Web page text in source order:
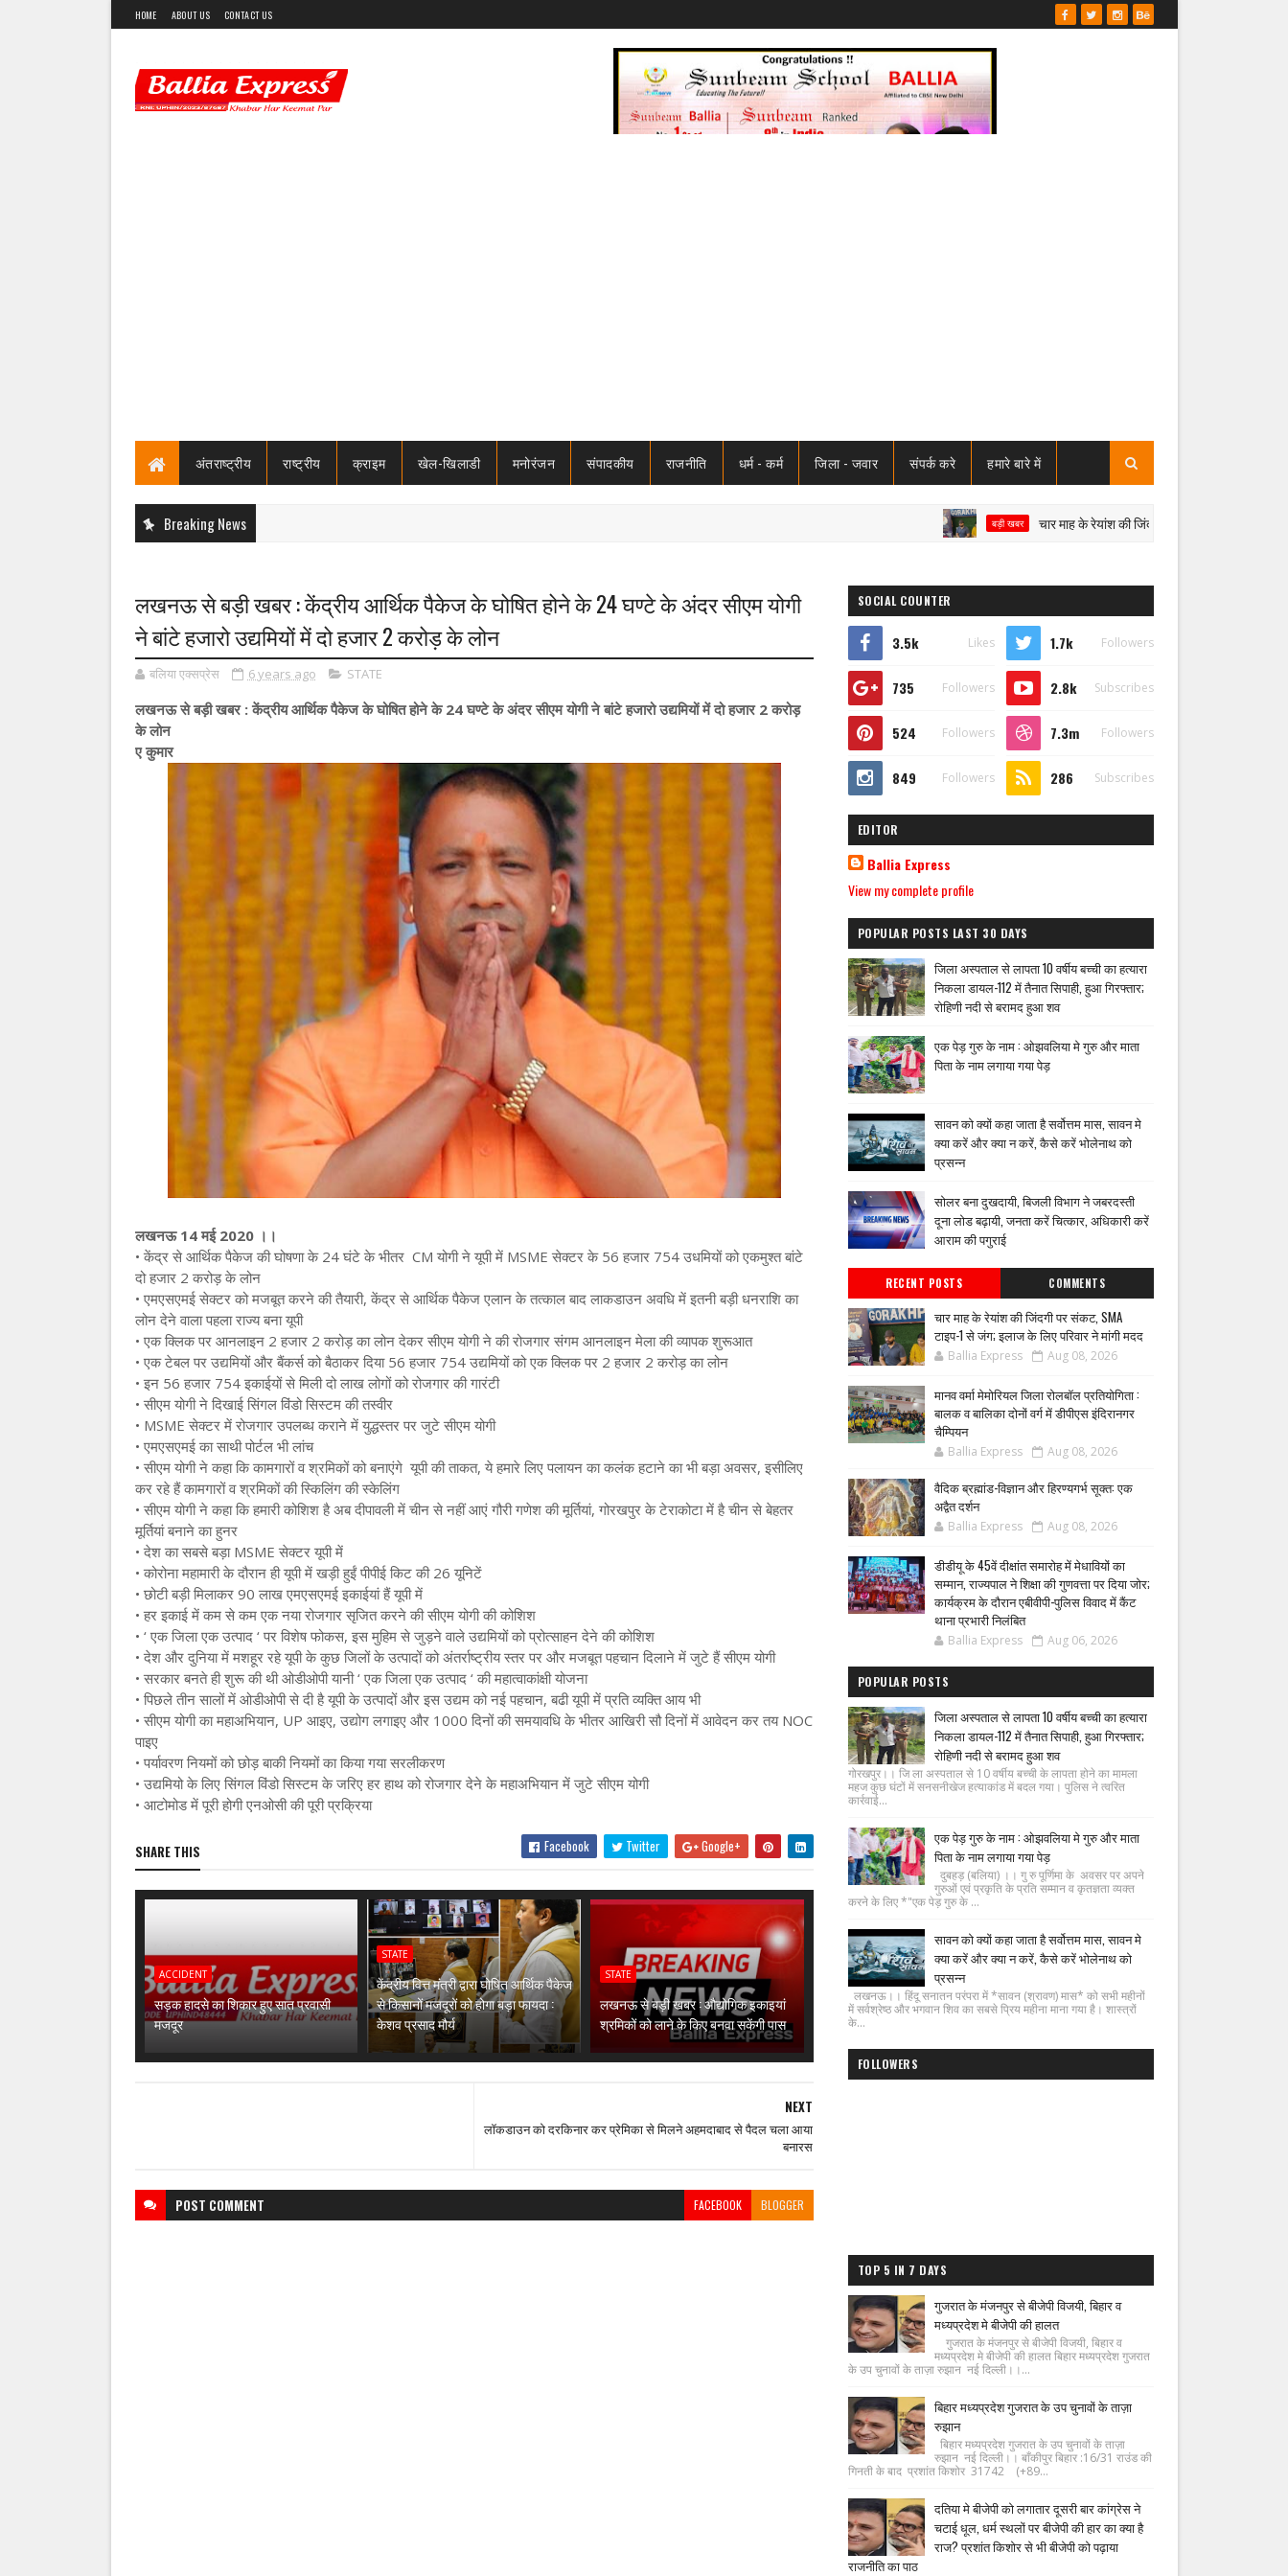
HOME ABOUT US CONTACT US
अंतराष्ट्रीय राष्ट्रीय क्राइम खेल-खिलाडी मनोरंजन संपादकीय राजनीति धर्म - कर्म जिला - जवार संपर्क करे हमारे बारे में
Breaking News बड़ी खबर चार माह के रेयांश की जिंदगी पर संकट, SMA टाइप-1 से जंग; इलाज
लखनऊ से बड़ी खबर : केंद्रीय आर्थिक पैकेज के घोषित होने के 24 घण्टे के अंदर सीएम योगी
ने बांटे हजारो उद्यमियों में दो हजार 2 करोड़ के लोन
बलिया एक्सप्रेस 6 years ago STATE
लखनऊ से बड़ी खबर : केंद्रीय आर्थिक पैकेज के घोषित होने के 24 घण्टे के अंदर सीएम योगी ने बांटे हजारो उद्यमियों में दो हजार 2 करोड़
के लोन
ए कुमार
लखनऊ 14 मई 2020 ।।
• केंद्र से आर्थिक पैकेज की घोषणा के 24 घंटे के भीतर CM योगी ने यूपी में MSME सेक्टर के 56 हजार 754 उधमियों को एकमुश्त बांटे
दो हजार 2 करोड़ के लोन
• एमएसएमई सेक्टर को मजबूत करने की तैयारी, केंद्र से आर्थिक पैकेज एलान के तत्काल बाद लाकडाउन अवधि में इतनी बड़ी धनराशि का
लोन देने वाला पहला राज्य बना यूपी
• एक क्लिक पर आनलाइन 2 हजार 2 करोड़ का लोन देकर सीएम योगी ने की रोजगार संगम आनलाइन मेला की व्यापक शुरूआत
• एक टेबल पर उद्यमियों और बैंकर्स को बैठाकर दिया 56 हजार 754 उद्यमियों को एक क्लिक पर 2 हजार 2 करोड़ का लोन
• इन 56 हजार 754 इकाईयों से मिली दो लाख लोगों को रोजगार की गारंटी
• सीएम योगी ने दिखाई सिंगल विंडो सिस्टम की तस्वीर
• MSME सेक्टर में रोजगार उपलब्ध कराने में युद्धस्तर पर जुटे सीएम योगी
• एमएसएमई का साथी पोर्टल भी लांच
• सीएम योगी ने कहा कि कामगारों व श्रमिकों को बनाएंगे यूपी की ताकत, ये हमारे लिए पलायन का कलंक हटाने का भी बड़ा अवसर, इसीलिए
कर रहे हैं कामगारों व श्रमिकों की स्किलिंग की स्केलिंग
• सीएम योगी ने कहा कि हमारी कोशिश है अब दीपावली में चीन से नहीं आएं गौरी गणेश की मूर्तियां, गोरखपुर के टेराकोटा में है चीन से बेहतर
मूर्तियां बनाने का हुनर
• देश का सबसे बड़ा MSME सेक्टर यूपी में
• कोरोना महामारी के दौरान ही यूपी में खड़ी हुईं पीपीई किट की 26 यूनिटें
• छोटी बड़ी मिलाकर 90 लाख एमएसएमई इकाईयां हैं यूपी में
• हर इकाई में कम से कम एक नया रोजगार सृजित करने की सीएम योगी की कोशिश
• ‘ एक जिला एक उत्पाद ‘ पर विशेष फोकस, इस मुहिम से जुड़ने वाले उद्यमियों को प्रोत्साहन देने की कोशिश
• देश और दुनिया में मशहूर रहे यूपी के कुछ जिलों के उत्पादों को अंतर्राष्ट्रीय स्तर पर और मजबूत पहचान दिलाने में जुटे हैं सीएम योगी
• सरकार बनते ही शुरू की थी ओडीओपी यानी ‘ एक जिला एक उत्पाद ‘ की महात्वाकांक्षी योजना
• पिछले तीन सालों में ओडीओपी से दी है यूपी के उत्पादों और इस उद्यम को नई पहचान, बढी यूपी में प्रति व्यक्ति आय भी
• सीएम योगी का महाअभियान, UP आइए, उद्योग लगाइए और 1000 दिनों की समयावधि के भीतर आखिरी सौ दिनों में आवेदन कर तय NOC
पाइए
• पर्यावरण नियमों को छोड़ बाकी नियमों का किया गया सरलीकरण
• उद्यमियो के लिए सिंगल विंडो सिस्टम के जरिए हर हाथ को रोजगार देने के महाअभियान में जुटे सीएम योगी
• आटोमोड में पूरी होगी एनओसी की पूरी प्रक्रिया
SHARE THIS Facebook Twitter Google+
ACCIDENT
सड़क हादसे का शिकार हुए सात प्रवासी
मजदूर
STATE
केंद्रीय वित्त मंत्री द्वारा घोषित आर्थिक पैकेज
से किसानों मजदूरों को होगा बड़ा फायदा :
केशव प्रसाद मौर्य
STATE
लखनऊ से बड़ी खबर : औद्योगिक इकाइयां
श्रमिकों को लाने के किए बनवा सकेंगी पास
NEXT
लॉकडाउन को दरकिनार कर प्रेमिका से मिलने अहमदाबाद से पैदल चला आया
बनारस
POST COMMENT FACEBOOK BLOGGER
SOCIAL COUNTER
3.5k Likes 1.7k Followers
735 Followers 2.8k Subscribes
524 Followers 7.3m Followers
849 Followers 286 Subscribes
EDITOR
Ballia Express
View my complete profile
POPULAR POSTS LAST 30 DAYS
जिला अस्पताल से लापता 10 वर्षीय बच्ची का हत्यारा
निकला डायल-112 में तैनात सिपाही, हुआ गिरफ्तार;
रोहिणी नदी से बरामद हुआ शव
एक पेड़ गुरु के नाम : ओझवलिया मे गुरु और माता
पिता के नाम लगाया गया पेड़
सावन को क्यों कहा जाता है सर्वोत्तम मास, सावन मे
क्या करें और क्या न करें, कैसे करें भोलेनाथ को
प्रसन्न
सोलर बना दुखदायी, बिजली विभाग ने जबरदस्ती
दूना लोड बढ़ायी, जनता करें चित्कार, अधिकारी करें
आराम की पगुराई
RECENT POSTS COMMENTS
चार माह के रेयांश की जिंदगी पर संकट, SMA
टाइप-1 से जंग; इलाज के लिए परिवार ने मांगी मदद
Ballia Express Aug 08, 2026
मानव वर्मा मेमोरियल जिला रोलबॉल प्रतियोगिता :
बालक व बालिका दोनों वर्ग में डीपीएस इंदिरानगर
चैम्पियन
Ballia Express Aug 08, 2026
वैदिक ब्रह्मांड-विज्ञान और हिरण्यगर्भ सूक्त: एक
अद्वैत दर्शन
Ballia Express Aug 08, 2026
डीडीयू के 45वें दीक्षांत समारोह में मेधावियों का
सम्मान, राज्यपाल ने शिक्षा की गुणवत्ता पर दिया जोर;
कार्यक्रम के दौरान एबीवीपी-पुलिस विवाद में कैंट
थाना प्रभारी निलंबित
Ballia Express Aug 06, 2026
POPULAR POSTS
जिला अस्पताल से लापता 10 वर्षीय बच्ची का हत्यारा
निकला डायल-112 में तैनात सिपाही, हुआ गिरफ्तार;
रोहिणी नदी से बरामद हुआ शव
गोरखपुर।। जि ला अस्पताल से 10 वर्षीय बच्ची के लापता होने का मामला
महज कुछ घंटों में सनसनीखेज हत्याकांड में बदल गया। पुलिस ने त्वरित
कार्रवाई...
एक पेड़ गुरु के नाम : ओझवलिया मे गुरु और माता
पिता के नाम लगाया गया पेड़
दुबहड़ (बलिया) ।। गु रु पूर्णिमा के अवसर पर अपने
गुरुओं एवं प्रकृति के प्रति सम्मान व कृतज्ञता व्यक्त
करने के लिए *"एक पेड़ गुरु के ...
सावन को क्यों कहा जाता है सर्वोत्तम मास, सावन मे
क्या करें और क्या न करें, कैसे करें भोलेनाथ को
प्रसन्न
लखनऊ।। हिंदू सनातन परंपरा में *सावन (श्रावण) मास* को सभी महीनों
में सर्वश्रेष्ठ और भगवान शिव का सबसे प्रिय महीना माना गया है। शास्त्रों
के...
FOLLOWERS
TOP 5 IN 7 DAYS
गुजरात के मंजनपुर से बीजेपी विजयी, बिहार व
मध्यप्रदेश मे बीजेपी की हालत
गुजरात के मंजनपुर से बीजेपी विजयी, बिहार व
मध्यप्रदेश मे बीजेपी की हालत बिहार मध्यप्रदेश गुजरात
के उप चुनावों के ताज़ा रुझान नई दिल्ली।।...
बिहार मध्यप्रदेश गुजरात के उप चुनावों के ताज़ा
रुझान
बिहार मध्यप्रदेश गुजरात के उप चुनावों के ताज़ा
रुझान नई दिल्ली।। बाँकीपुर बिहार :16/31 राउंड की
गिनती के बाद प्रशांत किशोर 31742 (+89...
दतिया मे बीजेपी को लगातार दूसरी बार कांग्रेस ने
चटाई धूल, धर्म स्थलों पर बीजेपी की हार का क्या है
राज? प्रशांत किशोर से भी बीजेपी को पढ़ाया
राजनीति का पाठ